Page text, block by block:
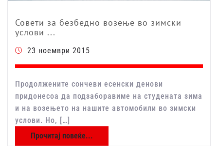
Совети за безбедно возење во зимски
услови ...
23 ноември 2015
Продолжените сончеви есенски денови
придонесоа да подзаборавиме на студената зима
и на возењето на нашите автомобили во зимски
услови. Но, […]
Прочитај повеќе...